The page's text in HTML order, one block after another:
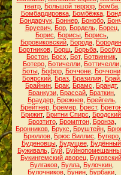
театр Большой террор Бомба
Бомбардировка, Бомбёжка, Бонд
Бондарчук, Боннер, Бонобо,
Бруевич
Бор, Бордель, Борец,
Борис
Борисы Борись
Боровиковский Борода Бородин
Бортников Борщ Борьба
Бостон Босх Бот, Ботвинник
Ботеро Ботичелли Боттичелли
Боты, Бофор, Боччоне, Боччони,
Боярский Браз Бразилия Брай
Брайнин Брак Брамс Брандт,
Бранкузи Брассай Браткин
Браудер, Брежнев, Брейгель,
Брейтнер, Бремер, Брест,
Брижит, Бритни Спирс Бродский
Брозтито, Бромптон, Бронза,
Бронников Брукс Бруштейн
Брюллов Брюс Виллис Бугеро
Буденовцы, Будущее, Будённый,
Буживаль Буй
Букингемский дворец Буковский
Булгаков Булла Булочкин
Булочников Бунин Бурбаки